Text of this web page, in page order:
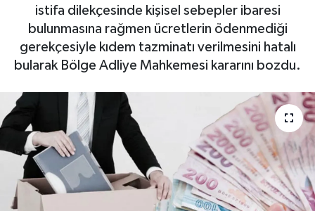
istifa dilekçesinde kişisel sebepler ibaresi
bulunmasına rağmen ücretlerin ödenmediği
gerekçesiyle kıdem tazminatı verilmesini hatalı
bularak Bölge Adliye Mahkemesi kararını bozdu.